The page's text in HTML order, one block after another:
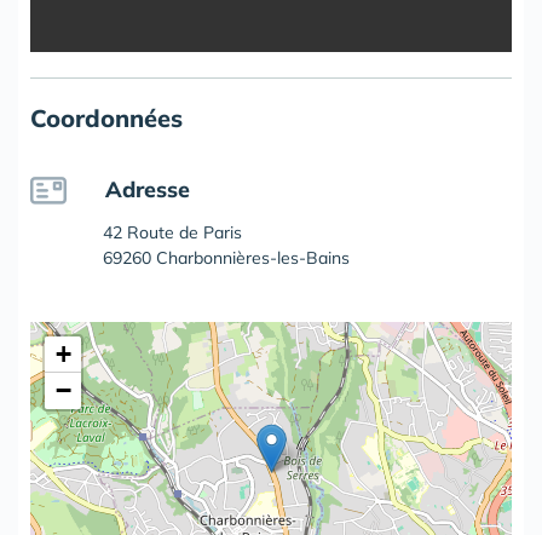
Coordonnées
Adresse
42 Route de Paris
69260 Charbonnières-les-Bains
+
−